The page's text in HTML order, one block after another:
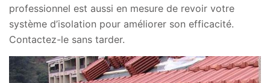
professionnel est aussi en mesure de revoir votre
système d’isolation pour améliorer son efficacité.
Contactez-le sans tarder.